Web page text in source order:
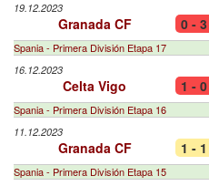
19.12.2023
Granada CF 0 - 3
Spania - Primera División Etapa 17
16.12.2023
Celta Vigo 1 - 0
Spania - Primera División Etapa 16
11.12.2023
Granada CF 1 - 1
Spania - Primera División Etapa 15